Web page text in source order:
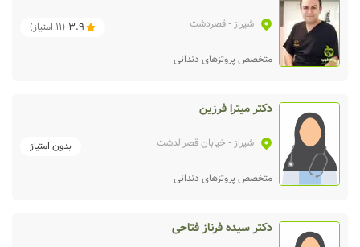
شیراز - قصردشت 3.9
(
11 امتیاز)
متخصص پروتزهای دندانی
دکتر میترا فرزین
شیراز - خیابان قصرالدشت بدون امتیاز
متخصص پروتزهای دندانی
دکتر سیده فرناز فتاحی